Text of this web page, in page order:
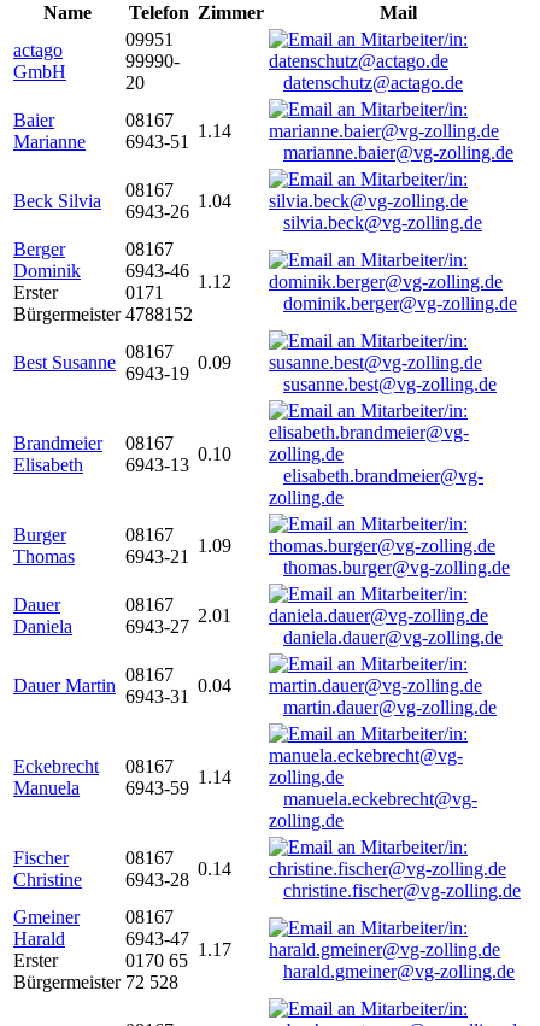
Name
Telefon Zimmer
Mail
actago
GmbH
09951
99990-
20
datenschutz@actago.de
Baier
Marianne
08167
6943-51
1.14
marianne.baier@vg-zolling.de
Beck Silvia
08167
6943-26
1.04
silvia.beck@vg-zolling.de
Berger
Dominik
Erster
Bürgermeister
08167
6943-46
0171
4788152
1.12
dominik.berger@vg-zolling.de
Best Susanne
08167
6943-19
0.09
susanne.best@vg-zolling.de
Brandmeier
Elisabeth
08167
6943-13
0.10
elisabeth.brandmeier@vg-
zolling.de
Burger
Thomas
08167
6943-21
1.09
thomas.burger@vg-zolling.de
Dauer
Daniela
08167
6943-27
2.01
daniela.dauer@vg-zolling.de
Dauer Martin
08167
6943-31
0.04
martin.dauer@vg-zolling.de
Eckebrecht
Manuela
08167
6943-59
1.14
manuela.eckebrecht@vg-
zolling.de
Fischer
Christine
08167
6943-28
0.14
christine.fischer@vg-zolling.de
Gmeiner
Harald
Erster
Bürgermeister
08167
6943-47
0170 65
72 528
1.17
harald.gmeiner@vg-zolling.de